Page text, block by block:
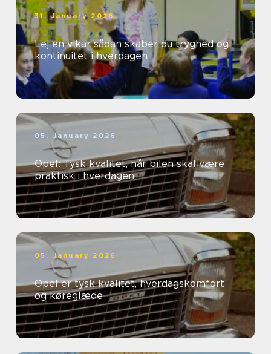
31. January 2026
Lej en vikar sådan skaber du tryghed og
kontinuitet i hverdagen
05. January 2026
Opel: Tysk kvalitet, når bilen skal være
praktisk i hverdagen
05. January 2026
Opel er tysk kvalitet, hverdagskomfort
og køreglæde